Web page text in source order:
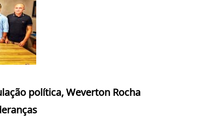
política, Weverton Rocha